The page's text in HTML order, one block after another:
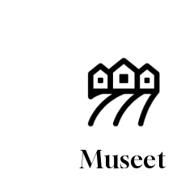
Museet